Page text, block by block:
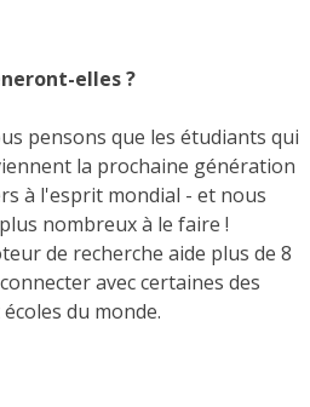
elles ?
pensons que les étudiants qui
la prochaine génération
à l'esprit mondial - et nous
nombreux à le faire !
de recherche aide plus de 8
avec certaines des
du monde.